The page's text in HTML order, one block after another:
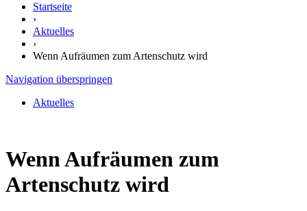
Startseite
›
Aktuelles
›
Wenn Aufräumen zum Artenschutz wird
Navigation überspringen
Aktuelles
Wenn Aufräumen zum
Artenschutz wird